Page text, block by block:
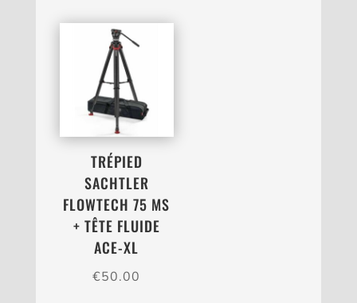
TRÉPIED
SACHTLER
FLOWTECH 75 MS
+ TÊTE FLUIDE
ACE-XL
€50.00